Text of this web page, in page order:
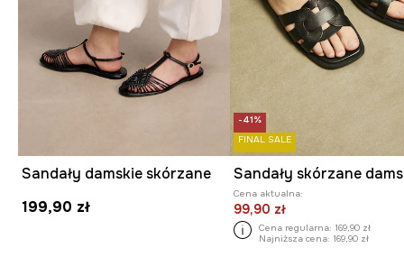
Sandały damskie skórzane
199,90 zł
-41%
FINAL SALE
Cena aktualna:
99,90 zł
Cena regularna: 169,90 zł
Najniższa cena: 169,90 zł